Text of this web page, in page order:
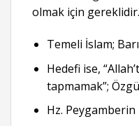
olmak için
Temeli İslam;
Hedefi ise,
tapmamak”;
Hz.